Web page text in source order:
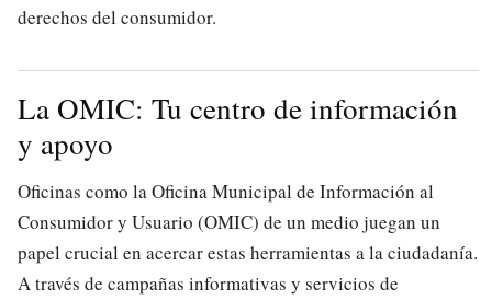
derechos del consumidor.
La OMIC: Tu centro de información
y apoyo
Oficinas como la Oficina Municipal de Información al
Consumidor y Usuario (OMIC) de un medio juegan un
papel crucial en acercar estas herramientas a la ciudadanía.
A través de campañas informativas y servicios de